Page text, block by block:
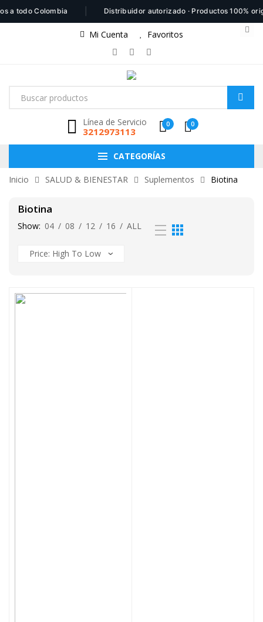
a todo Colombia Distribuidor autorizado · Productos 100%
Mi Cuenta Favoritos
Línea de Servicio
3212973113
0 0
CATEGORÍAS
Inicio SALUD & BIENESTAR Suplementos Biotina
Biotina
Show: 04 / 08 / 12 / 16 / ALL